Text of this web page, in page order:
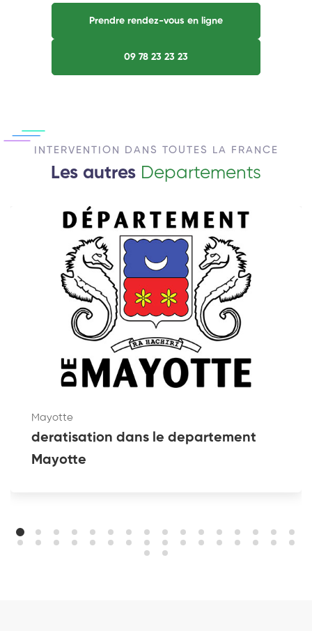
Prendre rendez-vous en ligne
09 78 23 23 23
INTERVENTION DANS TOUTES LA FRANCE
Les autres Departements
Mayotte
deratisation dans le departement
Mayotte